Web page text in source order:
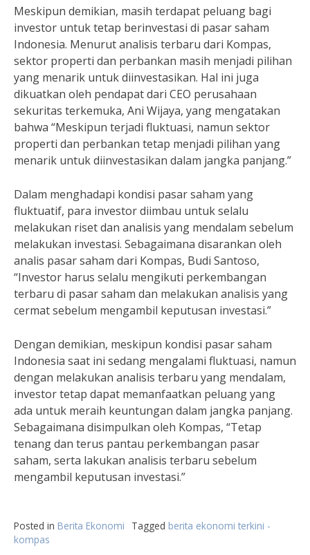
Meskipun demikian, masih terdapat peluang bagi
investor untuk tetap berinvestasi di pasar saham
Indonesia. Menurut analisis terbaru dari Kompas,
sektor properti dan perbankan masih menjadi pilihan
yang menarik untuk diinvestasikan. Hal ini juga
dikuatkan oleh pendapat dari CEO perusahaan
sekuritas terkemuka, Ani Wijaya, yang mengatakan
bahwa “Meskipun terjadi fluktuasi, namun sektor
properti dan perbankan tetap menjadi pilihan yang
menarik untuk diinvestasikan dalam jangka panjang.”
Dalam menghadapi kondisi pasar saham yang
fluktuatif, para investor diimbau untuk selalu
melakukan riset dan analisis yang mendalam sebelum
melakukan investasi. Sebagaimana disarankan oleh
analis pasar saham dari Kompas, Budi Santoso,
“Investor harus selalu mengikuti perkembangan
terbaru di pasar saham dan melakukan analisis yang
cermat sebelum mengambil keputusan investasi.”
Dengan demikian, meskipun kondisi pasar saham
Indonesia saat ini sedang mengalami fluktuasi, namun
dengan melakukan analisis terbaru yang mendalam,
investor tetap dapat memanfaatkan peluang yang
ada untuk meraih keuntungan dalam jangka panjang.
Sebagaimana disimpulkan oleh Kompas, “Tetap
tenang dan terus pantau perkembangan pasar
saham, serta lakukan analisis terbaru sebelum
mengambil keputusan investasi.”
Posted in Berita Ekonomi Tagged berita ekonomi terkini -
kompas